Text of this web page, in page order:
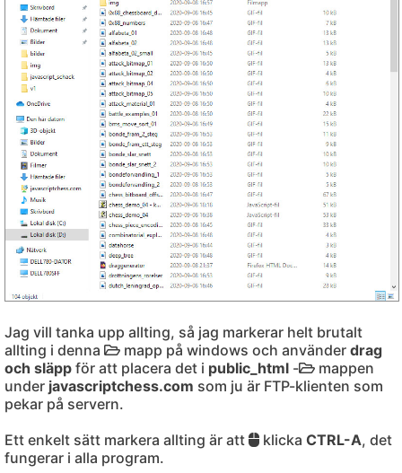
Jag vill tanka upp allting, så jag markerar helt brutalt
allting i denna
mapp på windows och använder drag
och släpp för att placera det i public_html -
mappen
under javascriptchess.com som ju är FTP-klienten som
pekar på servern.
Ett enkelt sätt markera allting är att
klicka CTRL-A, det
fungerar i alla program.